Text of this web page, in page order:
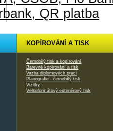
KOPÍROVÁNÍ A TISK
Černobílý tisk a kopírování
Barevné kopírování a tisk
Vazba diplomových prací
Planografie - černobílý tisk
Vizitky
Velkoformátový exteriérový tisk